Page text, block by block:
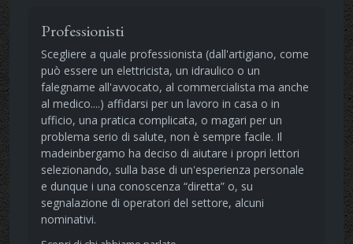
Professionisti
Scegliere a quale professionista (dall'artigiano, come
può essere un elettricista, un idraulico o un
falegname all'avvocato, al commercialista ma anche
al medico....) affidarsi per un lavoro in casa o in
ufficio, una pratica complicata, o magari per un
problema serio di salute, non è sempre facile. Il
madeinbergamo ha deciso di aiutare i propri lettori
selezionando, sulla base di un'esperienza personale
e dunque i una conoscenza “diretta” o, su
segnalazione di operatori del settore, alcuni
nominativi.